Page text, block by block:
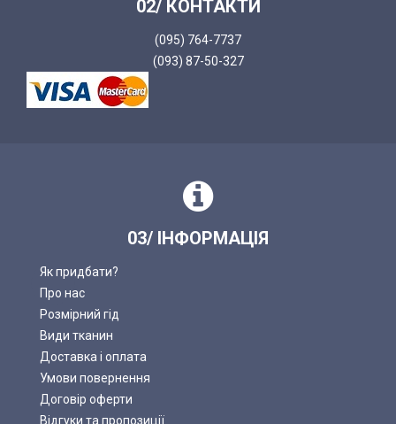
02/ КОНТАКТИ
(095) 764-7737
(093) 87-50-327
03/ ІНФОРМАЦІЯ
Як придбати?
Про нас
Розмірний гід
Види тканин
Доставка і оплата
Умови повернення
Договір оферти
Відгуки та пропозиції